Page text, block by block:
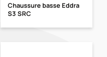
Chaussure basse Eddra
S3 SRC